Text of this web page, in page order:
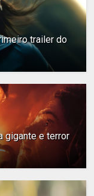
trailer do
gigante e terror